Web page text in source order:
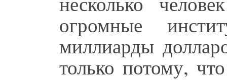
огромные
миллиарды
только потому,